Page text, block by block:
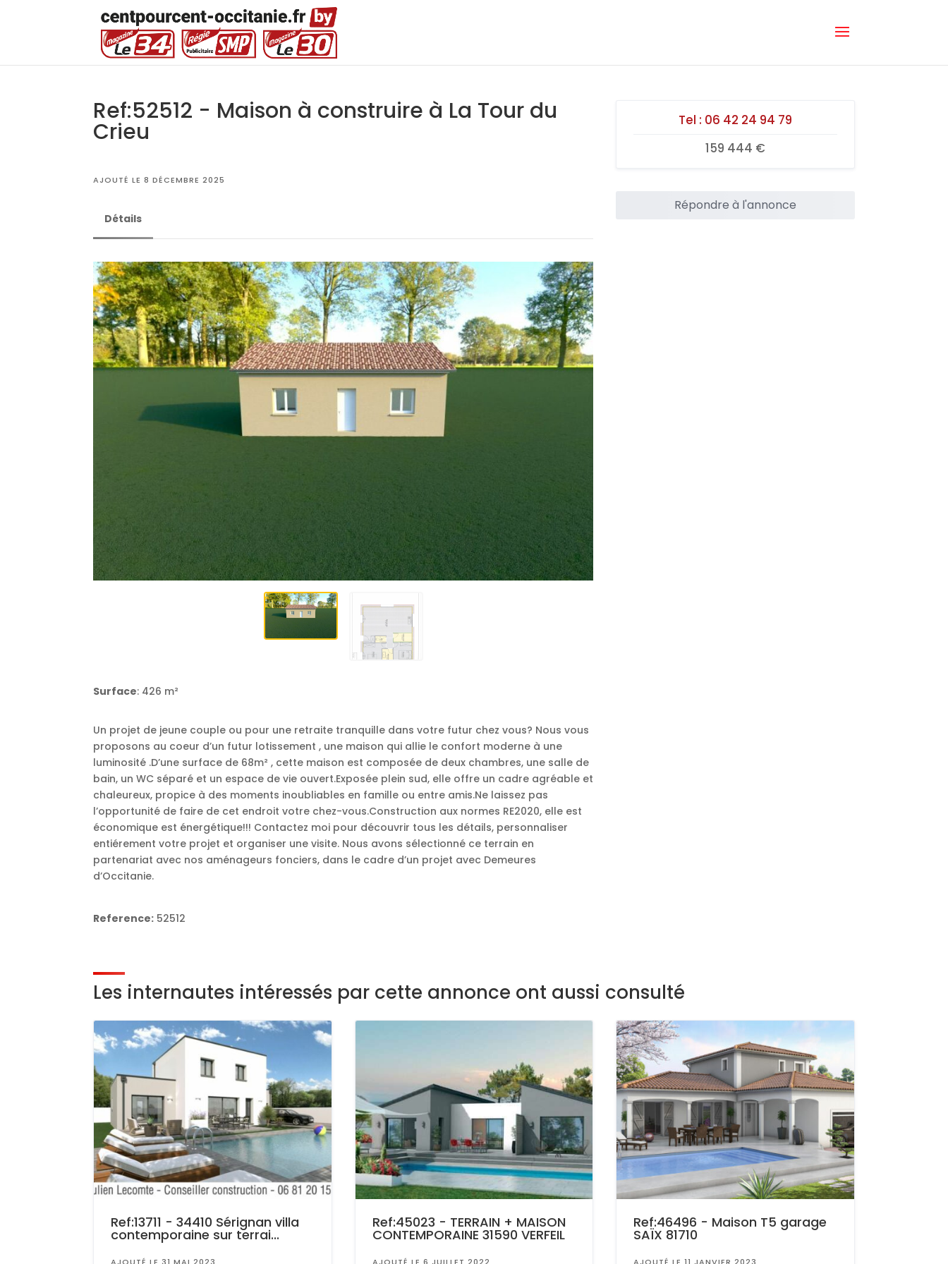
Ref:52512 - Maison à construire à La Tour du
Crieu
AJOUTÉ LE 8 DÉCEMBRE 2025
Détails
Surface: 426 m²
Un projet de jeune couple ou pour une retraite tranquille dans votre futur chez vous? Nous vous
proposons au coeur d’un futur lotissement , une maison qui allie le confort moderne à une
luminosité .D’une surface de 68m² , cette maison est composée de deux chambres, une salle de
bain, un WC séparé et un espace de vie ouvert.Exposée plein sud, elle offre un cadre agréable et
chaleureux, propice à des moments inoubliables en famille ou entre amis.Ne laissez pas
l’opportunité de faire de cet endroit votre chez-vous.Construction aux normes RE2020, elle est
économique est énergétique!!! Contactez moi pour découvrir tous les détails, personnaliser
entiérement votre projet et organiser une visite. Nous avons sélectionné ce terrain en
partenariat avec nos aménageurs fonciers, dans le cadre d’un projet avec Demeures
d’Occitanie.
Reference: 52512
Tel : 06 42 24 94 79
159 444 €
Répondre à l'annonce
Les internautes intéressés par cette annonce ont aussi consulté
Ref:13711 - 34410 Sérignan villa
contemporaine sur terrai...
Ref:45023 - TERRAIN + MAISON
CONTEMPORAINE 31590 VERFEIL
Ref:46496 - Maison T5 garage
SAÏX 81710